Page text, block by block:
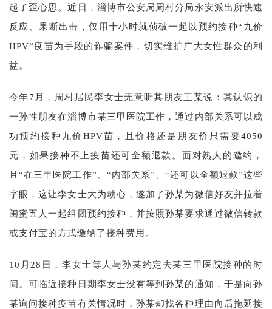
起了歪心思。近日，淄博市公安局周村分局永安派出所快速
反应、果断出击，仅用十小时就侦破一起以预约接种“九价
HPV”疫苗为手段的诈骗案件，切实维护广大女性群众的利
益。
今年7月，周村居民李女士无意听其朋友王某说：其认识的
一孙性朋友在淄博市某三甲医院工作，通过内部关系可以成
功预约接种九价HPV苗，且价格还是朋友价只需要4050
元，如果接种不上疫苗还可全额退款。面对熟人的邀约，
且“在三甲医院工作”、“内部关系”、“还可以全额退款”这些
字眼，这让李女士大为动心，遂加了孙某为微信好友并拉着
闺蜜五人一起组团预约接种，并按照孙某要求通过微信转款
或支付宝的方式缴纳了接种费用。
10月28日，李女士等人与孙某约定去某三甲医院接种的时
间。可临近接种日期李女士没有等到孙某的通知，于是向孙
某询问接种疫苗有关情况时，孙某却找各种理由向后拖延接